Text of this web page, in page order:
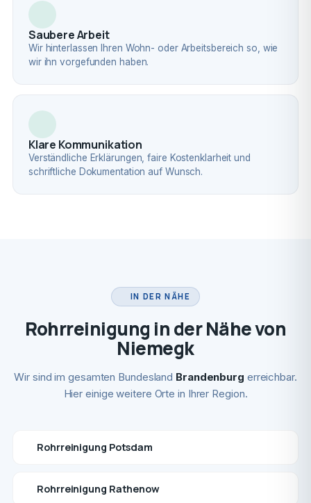
Saubere Arbeit
Wir hinterlassen Ihren Wohn- oder Arbeitsbereich so, wie
wir ihn vorgefunden haben.
Klare Kommunikation
Verständliche Erklärungen, faire Kostenklarheit und
schriftliche Dokumentation auf Wunsch.
IN DER NÄHE
Rohrreinigung in der Nähe von
Niemegk
Wir sind im gesamten Bundesland Brandenburg erreichbar.
Hier einige weitere Orte in Ihrer Region.
Rohrreinigung Potsdam
Rohrreinigung Rathenow